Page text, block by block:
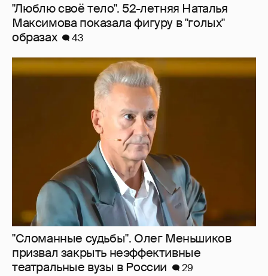
"Люблю своё тело". 52-летняя Наталья
Максимова показала фигуру в "голых"
образах
43
"Сломанные судьбы". Олег Меньшиков
призвал закрыть неэффективные
театральные вузы в России
29